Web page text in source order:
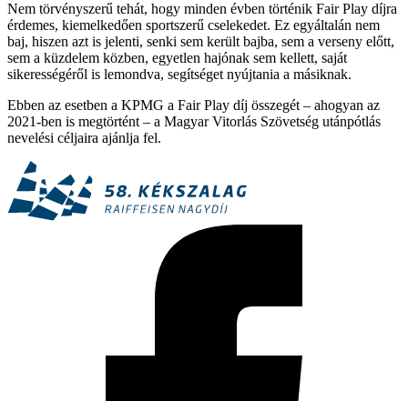
Nem törvényszerű tehát, hogy minden évben történik Fair Play díjra
érdemes, kiemelkedően sportszerű cselekedet. Ez egyáltalán nem
baj, hiszen azt is jelenti, senki sem került bajba, sem a verseny előtt,
sem a küzdelem közben, egyetlen hajónak sem kellett, saját
sikerességéről is lemondva, segítséget nyújtania a másiknak.
Ebben az esetben a KPMG a Fair Play díj összegét – ahogyan az
2021-ben is megtörtént – a Magyar Vitorlás Szövetség utánpótlás
nevelési céljaira ajánlja fel.